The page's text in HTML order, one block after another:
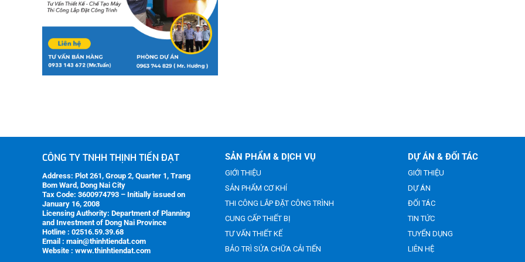
CÔNG TY TNHH THỊNH TIẾN ĐẠT
Address: Plot 261, Group 2, Quarter 1, Trang
Bom Ward, Dong Nai City
Tax Code: 3600974793 – Initially issued on
January 16, 2008
Licensing Authority: Department of Planning
and Investment of Dong Nai Province
Hotline : 02516.59.39.68
Email : main@thinhtiendat.com
Website : www.thinhtiendat.com
SẢN PHẨM & DỊCH VỤ
GIỚI THIỆU
SẢN PHẨM CƠ KHÍ
THI CÔNG LẮP ĐẶT CÔNG TRÌNH
CUNG CẤP THIẾT BỊ
TƯ VẤN THIẾT KẾ
BẢO TRÌ SỬA CHỮA CẢI TIẾN
DỰ ÁN & ĐỐI TÁC
GIỚI THIỆU
DỰ ÁN
ĐỐI TÁC
TIN TỨC
TUYỂN DỤNG
LIÊN HỆ